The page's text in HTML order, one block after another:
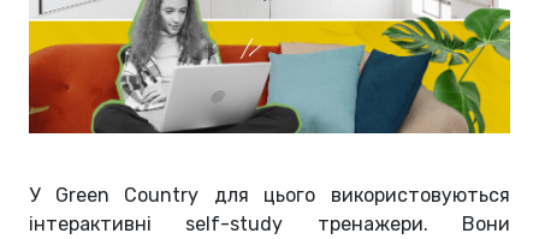
У Green Country для цього використовуються
інтерактивні self-study тренажери. Вони